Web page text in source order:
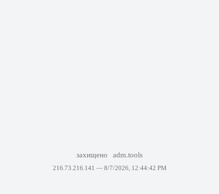
захищено adm.tools
216.73.216.141 — 8/7/2026, 12:44:42 PM